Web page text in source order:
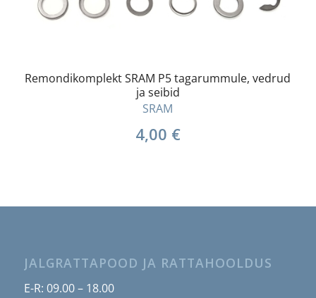
Remondikomplekt SRAM P5 tagarummule, vedrud
ja seibid
SRAM
4,00 €
JALGRATTAPOOD JA RATTAHOOLDUS
E-R: 09.00 – 18.00